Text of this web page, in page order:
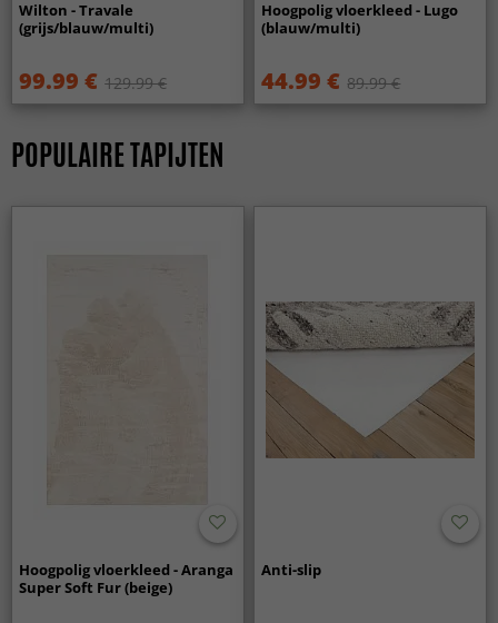
Wilton - Travale
(grijs/blauw/multi)
99.99 € 129.99 €
Hoogpolig vloerkleed - Lugo
(blauw/multi)
44.99 € 89.99 €
POPULAIRE TAPIJTEN
Hoogpolig vloerkleed - Aranga
Super Soft Fur (beige)
Anti-slip